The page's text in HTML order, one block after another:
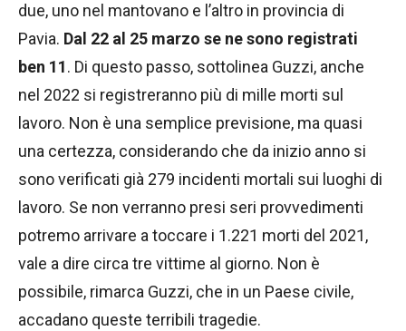
due, uno nel mantovano e l’altro in provincia di
Pavia. Dal 22 al 25 marzo se ne sono registrati
ben 11. Di questo passo, sottolinea Guzzi, anche
nel 2022 si registreranno più di mille morti sul
lavoro. Non è una semplice previsione, ma quasi
una certezza, considerando che da inizio anno si
sono verificati già 279 incidenti mortali sui luoghi di
lavoro. Se non verranno presi seri provvedimenti
potremo arrivare a toccare i 1.221 morti del 2021,
vale a dire circa tre vittime al giorno. Non è
possibile, rimarca Guzzi, che in un Paese civile,
accadano queste terribili tragedie.